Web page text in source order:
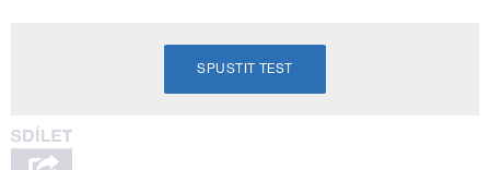
SPUSTIT TEST